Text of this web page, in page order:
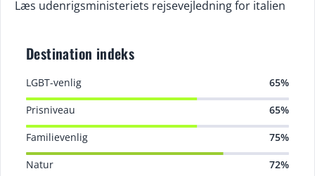
Læs udenrigsministeriets rejsevejledning for italien
Destination indeks
LGBT-venlig 65%
Prisniveau 65%
Familievenlig 75%
Natur 72%